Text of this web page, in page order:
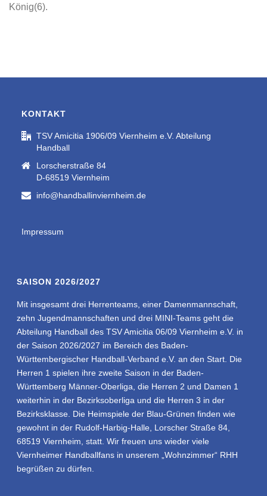
König(6).
KONTAKT
TSV Amicitia 1906/09 Viernheim e.V. Abteilung
Handball
Lorscherstraße 84
D-68519 Viernheim
info@handballinviernheim.de
Impressum
SAISON 2026/2027
Mit insgesamt drei Herrenteams, einer Damenmannschaft,
zehn Jugendmannschaften und drei MINI-Teams geht die
Abteilung Handball des TSV Amicitia 06/09 Viernheim e.V. in
der Saison 2026/2027 im Bereich des Baden-
Württembergischer Handball-Verband e.V. an den Start. Die
Herren 1 spielen ihre zweite Saison in der Baden-
Württemberg Männer-Oberliga, die Herren 2 und Damen 1
weiterhin in der Bezirksoberliga und die Herren 3 in der
Bezirksklasse. Die Heimspiele der Blau-Grünen finden wie
gewohnt in der Rudolf-Harbig-Halle, Lorscher Straße 84,
68519 Viernheim, statt. Wir freuen uns wieder viele
Viernheimer Handballfans in unserem „Wohnzimmer“ RHH
begrüßen zu dürfen.